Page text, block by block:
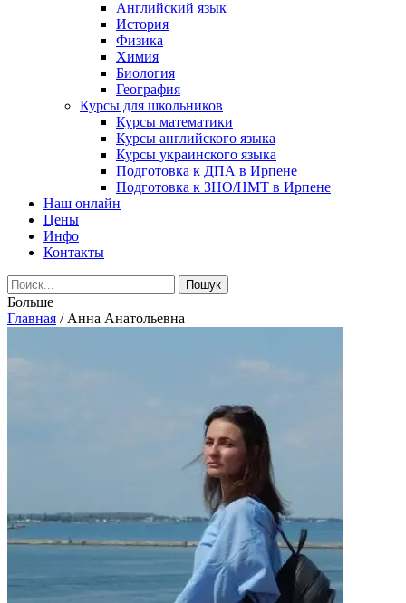
Английский язык
История
Физика
Химия
Биология
География
Курсы для школьников
Курсы математики
Курсы английского языка
Курсы украинского языка
Подготовка к ДПА в Ирпене
Подготовка к ЗНО/НМТ в Ирпене
Наш онлайн
Цены
Инфо
Контакты
Больше
Главная / Анна Анатольевна